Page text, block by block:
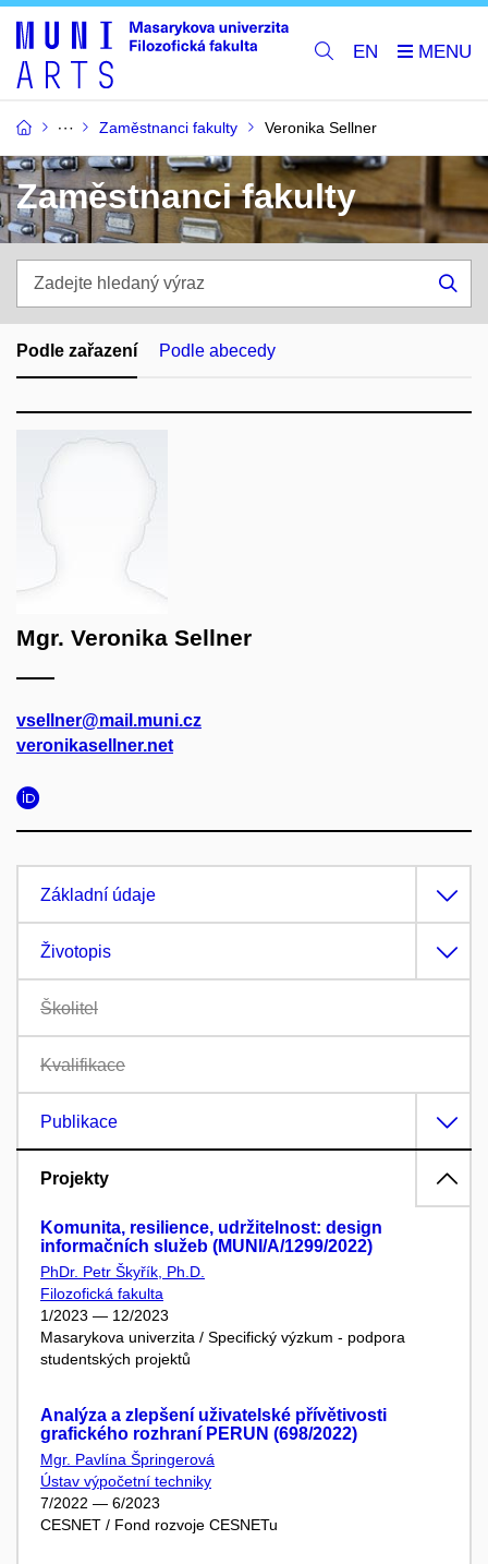
EN
Zaměstnanci fakulty Veronika Sellner
Zaměstnanci fakulty
hledaný
výraz
Podle zařazení Podle abecedy
Mgr. Veronika Sellner
vsellner@mail.muni.cz
veronikasellner.net
Základní údaje
Životopis
Školitel
Kvalifikace
Publikace
Projekty
Komunita, resilience, udržitelnost: design
informačních služeb (MUNI/A/1299/2022)
PhDr. Petr Škyřík, Ph.D.
Filozofická fakulta
1/2023 — 12/2023
Masarykova univerzita / Specifický výzkum - podpora
studentských projektů
Analýza a zlepšení uživatelské přívětivosti
grafického rozhraní PERUN (698/2022)
Mgr. Pavlína Špringerová
Ústav výpočetní techniky
7/2022 — 6/2023
CESNET / Fond rozvoje CESNETu